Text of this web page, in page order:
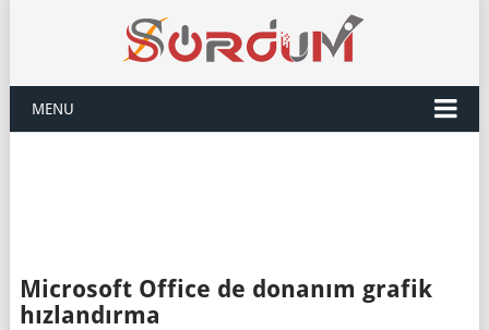
MENU
Microsoft Office de donanım grafik
hızlandırma